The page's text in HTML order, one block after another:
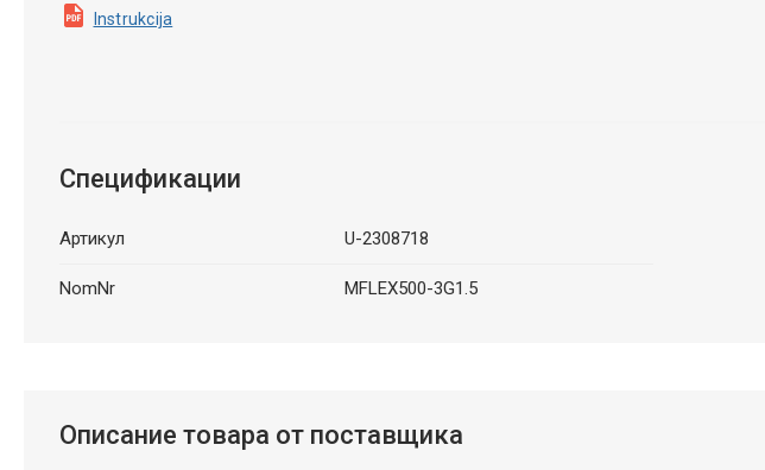
Instrukcija
Спецификации
Артикул U-2308718
NomNr MFLEX500-3G1.5
Описание товара от поставщика